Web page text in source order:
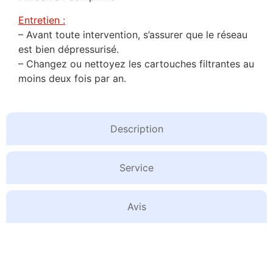
Description
Service
Avis
Entretien :
– Avant toute intervention, s’assurer que le réseau
est bien dépressurisé.
– Changez ou nettoyez les cartouches filtrantes au
moins deux fois par an.